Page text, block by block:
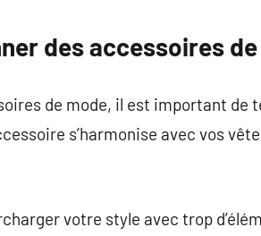
des accessoires
de mode, il est important de
s’harmonise avec vos
votre style avec trop